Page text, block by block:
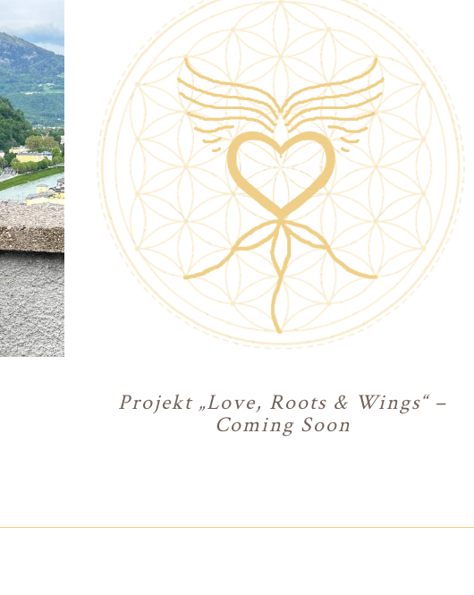
Projekt „Love, Roots & Wings“ –
Coming Soon